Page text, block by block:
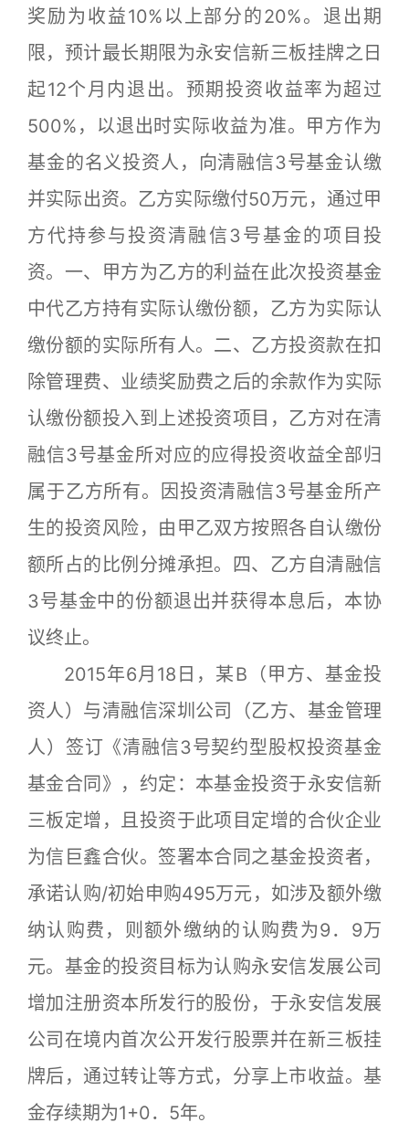
奖励为收益10%以上部分的20%。退出期
限，预计最长期限为永安信新三板挂牌之日
起12个月内退出。预期投资收益率为超过
500%，以退出时实际收益为准。甲方作为
基金的名义投资人，向清融信3号基金认缴
并实际出资。乙方实际缴付50万元，通过甲
方代持参与投资清融信3号基金的项目投
资。一、甲方为乙方的利益在此次投资基金
中代乙方持有实际认缴份额，乙方为实际认
缴份额的实际所有人。二、乙方投资款在扣
除管理费、业绩奖励费之后的余款作为实际
认缴份额投入到上述投资项目，乙方对在清
融信3号基金所对应的应得投资收益全部归
属于乙方所有。因投资清融信3号基金所产
生的投资风险，由甲乙双方按照各自认缴份
额所占的比例分摊承担。四、乙方自清融信
3号基金中的份额退出并获得本息后，本协
议终止。
2015年6月18日，某B（甲方、基金投
资人）与清融信深圳公司（乙方、基金管理
人）签订《清融信3号契约型股权投资基金
基金合同》，约定：本基金投资于永安信新
三板定增，且投资于此项目定增的合伙企业
为信巨鑫合伙。签署本合同之基金投资者，
承诺认购/初始申购495万元，如涉及额外缴
纳认购费，则额外缴纳的认购费为9．9万
元。基金的投资目标为认购永安信发展公司
增加注册资本所发行的股份，于永安信发展
公司在境内首次公开发行股票并在新三板挂
牌后，通过转让等方式，分享上市收益。基
金存续期为1+0．5年。